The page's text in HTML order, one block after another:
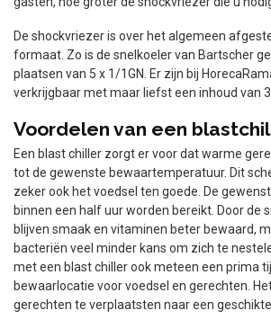
De shockvriezer is over het algemeen
formaat. Zo is de snelkoeler van Bartscher
plaatsen van 5 x 1/1GN. Er zijn bij
verkrijgbaar met maar liefst een inhoud van
Voordelen van een
Een blast chiller zorgt er voor dat warme
tot de gewenste bewaartemperatuur. Dit
zeker ook het voedsel ten goede. De
binnen een half uur worden bereikt. Door de
blijven smaak en vitaminen beter bewaard,
bacteriën veel minder kans om zich te
met een blast chiller ook meteen een prima
bewaarlocatie voor voedsel en gerechten.
gerechten te verplaatsten naar een